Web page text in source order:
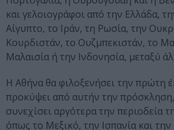
και γελοιογράφοι από την Ελλάδα,
Αίγυπτο, το Ιράν, τη Ρωσία, την
Κουρδιστάν, το Ουζμπεκιστάν, το
Μαλαισία ή την Ινδονησία, μεταξύ
Η Αθήνα θα φιλοξενήσει την πρώτη
προκύψει από αυτήν την
συνεχίσει αργότερα την περιοδεία
όπως το Μεξικό, την Ισπανία και